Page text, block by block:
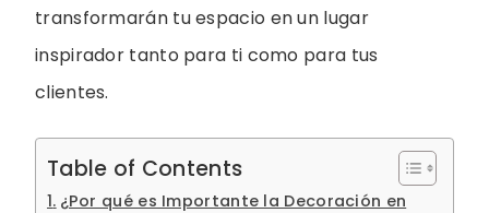
transformarán tu espacio en un lugar
inspirador tanto para ti como para tus
clientes.
Table of Contents
¿Por qué es Importante la Decoración en